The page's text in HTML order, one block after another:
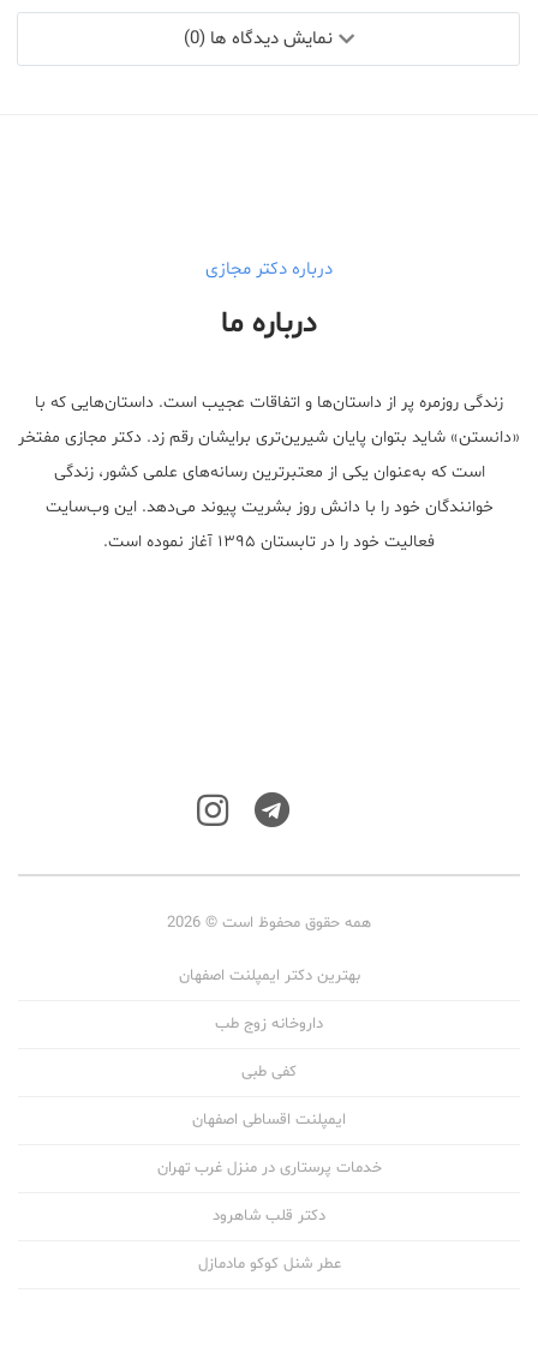
نمایش دیدگاه ها (0)
درباره دکتر مجازی
درباره ما
زندگی روزمره پر از داستان‌ها و اتفاقات عجیب است. داستان‌هایی که با
«دانستن» شاید بتوان پایان شیرین‌تری برایشان رقم زد. دکتر مجازی مفتخر
است که به‌عنوان یکی از معتبر‌ترین رسانه‌های علمی کشور، زندگی
خوانندگان خود را با دانش روز بشریت پیوند می‌دهد. این وب‌سایت
فعالیت خود را در تابستان ۱۳۹۵ آغاز نموده است.
همه حقوق محفوظ است © 2026
بهترین دکتر ایمپلنت اصفهان
داروخانه زوج طب
کفی طبی
ایمپلنت اقساطی اصفهان
خدمات پرستاری در منزل غرب تهران
دکتر قلب شاهرود
عطر شنل کوکو مادمازل